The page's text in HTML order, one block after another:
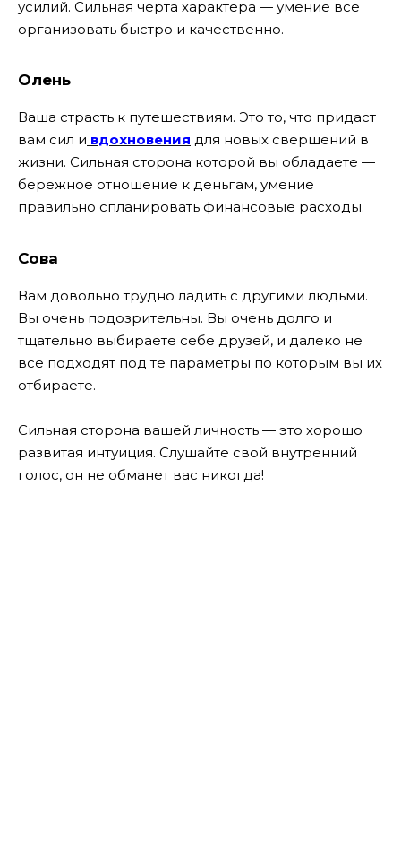
усилий. Сильная черта характера — умение все
организовать быстро и качественно.
Олень
Ваша страсть к путешествиям. Это то, что придаст
вам сил и вдохновения для новых свершений в
жизни. Сильная сторона которой вы обладаете —
бережное отношение к деньгам, умение
правильно спланировать финансовые расходы.
Сова
Вам довольно трудно ладить с другими людьми.
Вы очень подозрительны. Вы очень долго и
тщательно выбираете себе друзей, и далеко не
все подходят под те параметры по которым вы их
отбираете.
Сильная сторона вашей личность — это хорошо
развитая интуиция. Слушайте свой внутренний
голос, он не обманет вас никогда!